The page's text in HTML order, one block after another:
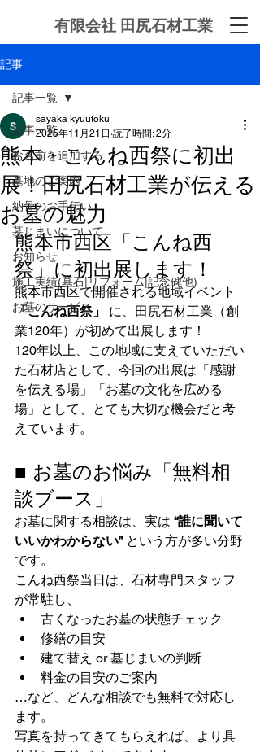
有限会社 田尻石材工業
記事
記事一覧
お名前を追加する
墓地のご案内
納骨のお手伝い
墓じまいについて
お知らせ
施工実績(墓石|リフォーム|記念碑他)
お墓のサービス
記事一覧
熊本・こんね西祭に初出
展！田尻石材工業が伝える
お墓の魅力
sayaka kyuutoku
2025年11月21日 読了時間: 2分
熊本市西区「こんね西
祭」に初出展します！
熊本市西区で開催される地域イベント
「こんね西祭」
に、田尻石材工業（創
業120年）が初めて出展します！
120年以上、この地域に支えていただい
た石材店として、今回の出展は「感謝
を伝える場」「お墓の文化を広める
場」として、とても大切な機会だと考
えています。
■ お墓のお悩み「無料相
談ブース」
お墓に関する相談は、実は “誰に聞いて
いいかわからない” という方が多い分野
です。
こんね西祭当日は、石材専門スタッフ
が常駐し、
古くなったお墓の状態チェック
修繕の目安
建て替え or 墓じまいの判断
料金の目安のご案内
…など、どんな相談でも無料で対応し
ます。
写真を持ってきてもらえれば、より具